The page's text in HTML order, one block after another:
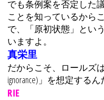
でも条例案を否定した
ことを知っているから
で、「原初状態」とい
いますよ。
真栄里
だからこそ、ロールズ
ignorance)」を想定するん
RIE